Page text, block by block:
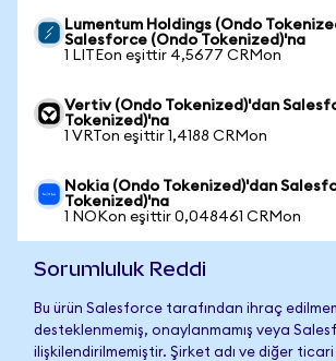
Lumentum Holdings (Ondo
Salesforce (Ondo Tokenized)'na
1 LITEon eşittir 4,5677 CRMon
Vertiv (Ondo Tokenized)'dan
Tokenized)'na
1 VRTon eşittir 1,4188 CRMon
Nokia (Ondo Tokenized)'dan
Tokenized)'na
1 NOKon eşittir 0,048461 CRMon
Sorumluluk Reddi
Bu ürün Salesforce tarafından ihraç
desteklenmemiş, onaylanmamış veya
ilişkilendirilmemiştir. Şirket adı ve diğer